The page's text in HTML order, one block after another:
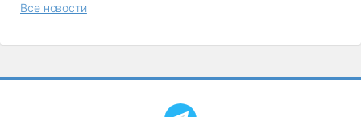
Все новости